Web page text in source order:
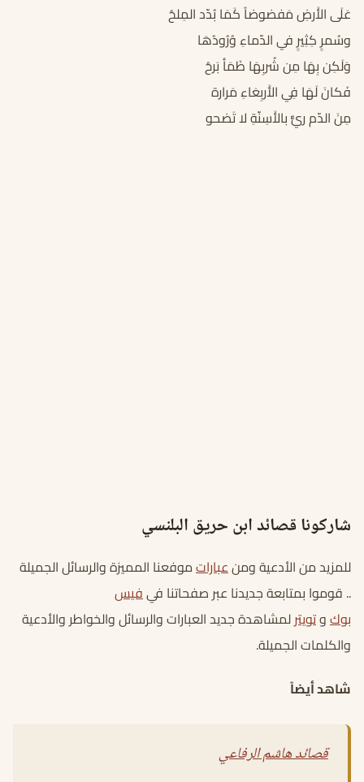
عَلَى الأَرضِ مَفضوضاً كَمَا بُدّد المِلحُ
وسُمرٍ كِثِيرٍ في الدّماءِ وُرُودُهَا
وَلَكِن بِهَا مِن شُربِهَا ظَمَأ بَرحُ
فَكانَ لَهَا فِي الأَربِعَاءِ مَرارة
مِنَ الدّم ريٌّ بالأَسِنّةِ لا تَضحو
شاركونا قصائد ابن حريق البلنسي
للمزيد من الأدعية ومنعباراتموفعنا المميزة والرسائل الجميلة
.. قوموا بمتابعة جديدنا عبر صفحاتنا فيفيس
بوكوتويترلمشاهدة جديد العبارات والرسائل والخواطر والأدعية
والكلمات الجميلة.
شاهد أيضاً
قصائد هاشم الرفاعي